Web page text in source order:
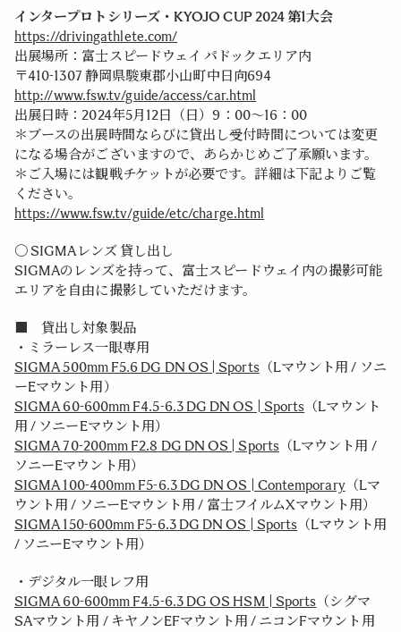
インタープロトシリーズ・KYOJO CUP 2024 第1大会
https://drivingathlete.com/
出展場所：富士スピードウェイ パドックエリア内
〒410-1307 静岡県駿東郡小山町中日向694
http://www.fsw.tv/guide/access/car.html
出展日時：2024年5月12日（日）9：00～16：00
＊ブースの出展時間ならびに貸出し受付時間については変更
になる場合がございますので、あらかじめご了承願います。
＊ご入場には観戦チケットが必要です。詳細は下記よりご覧
ください。
https://www.fsw.tv/guide/etc/charge.html
〇 SIGMAレンズ 貸し出し
SIGMAのレンズを持って、富士スピードウェイ内の撮影可能
エリアを自由に撮影していただけます。
■ 貸出し対象製品
・ミラーレス一眼専用
SIGMA 500mm F5.6 DG DN OS | Sports（Lマウント用 / ソニ
ーEマウント用）
SIGMA 60-600mm F4.5-6.3 DG DN OS | Sports （Lマウント
用 / ソニーEマウント用）
SIGMA 70-200mm F2.8 DG DN OS | Sports（Lマウント用 /
ソニーEマウント用）
SIGMA 100-400mm F5-6.3 DG DN OS | Contemporary（Lマ
ウント用 / ソニーEマウント用 / 富士フイルムXマウント用）
SIGMA 150-600mm F5-6.3 DG DN OS | Sports （Lマウント用
/ ソニーEマウント用）
・デジタル一眼レフ用
SIGMA 60-600mm F4.5-6.3 DG OS HSM | Sports （シグマ
SAマウント用 / キヤノンEFマウント用 / ニコンFマウント用